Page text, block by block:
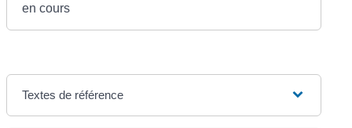
en cours
Textes de référence